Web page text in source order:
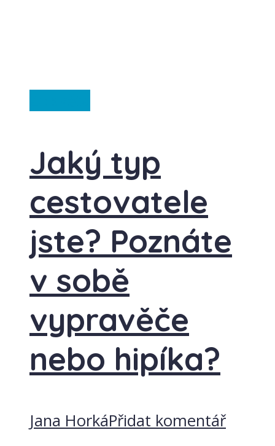
Jaký typ
cestovatele
jste? Poznáte
v sobě
vypravěče
nebo hipíka?
Jana HorkáPřidat komentář